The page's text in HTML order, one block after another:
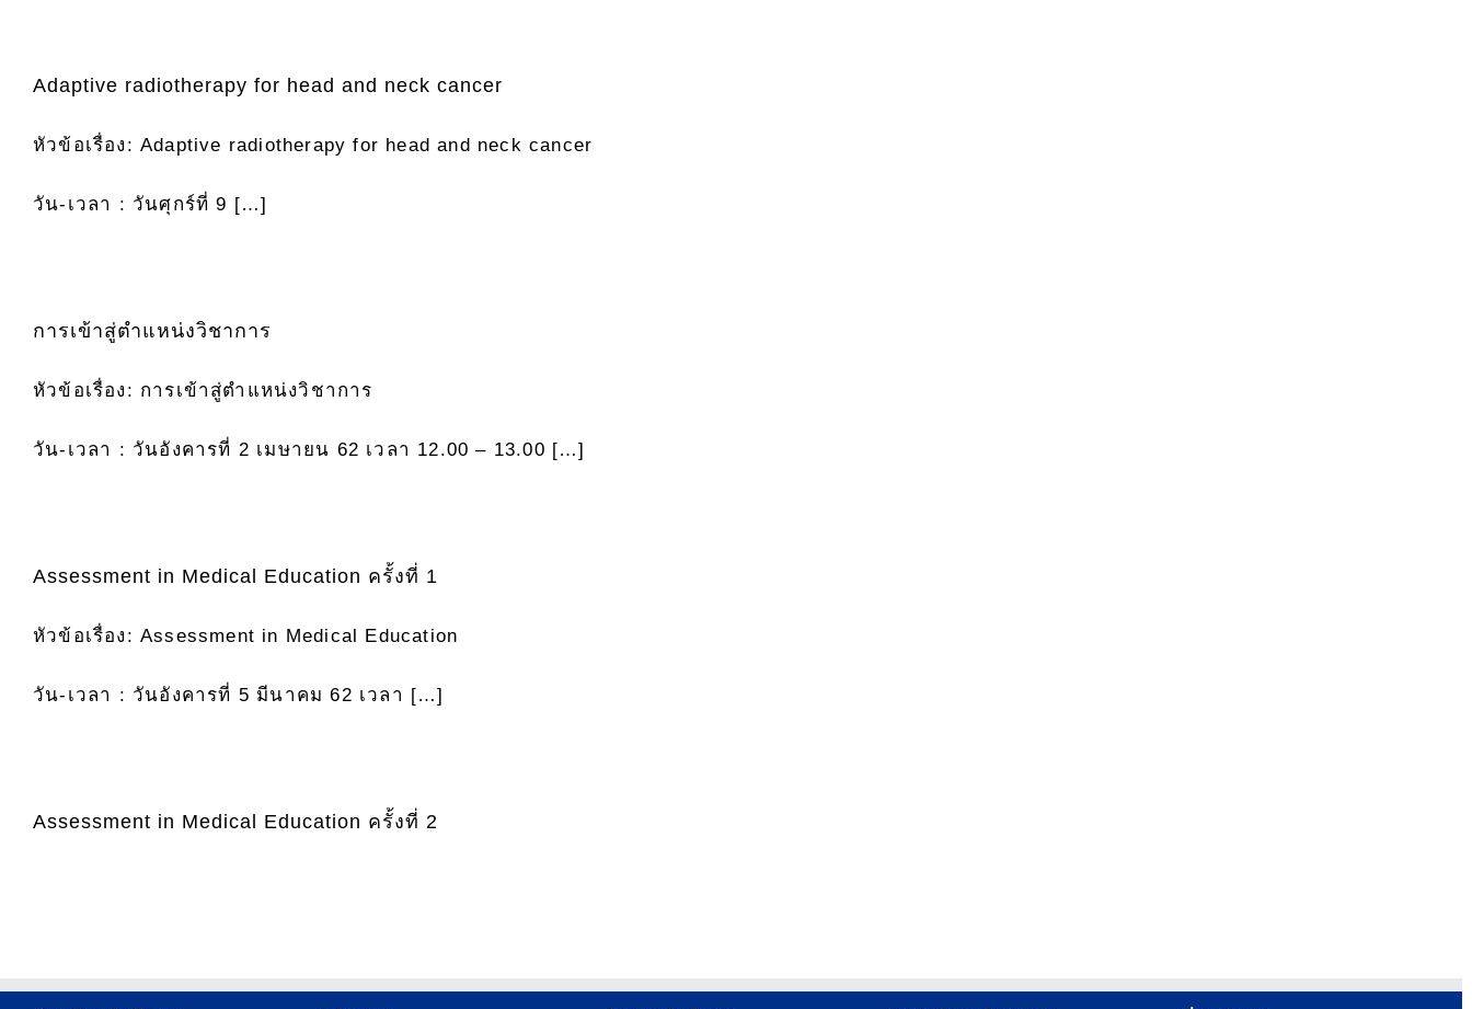
Adaptive radiotherapy for head and neck cancer
หัวข้อเรื่อง: Adaptive radiotherapy for head and neck cancer
วัน-เวลา : วันศุกร์ที่ 9 […]
การเข้าสู่ตำแหน่งวิชาการ
หัวข้อเรื่อง: การเข้าสู่ตำแหน่งวิชาการ
วัน-เวลา : วันอังคารที่ 2 เมษายน 62 เวลา 12.00 – 13.00 […]
Assessment in Medical Education ครั้งที่ 1
หัวข้อเรื่อง: Assessment in Medical Education
วัน-เวลา : วันอังคารที่ 5 มีนาคม 62 เวลา […]
Assessment in Medical Education ครั้งที่ 2